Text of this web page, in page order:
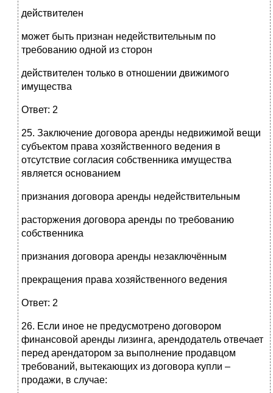
действителен
может быть признан недействительным по
требованию одной из сторон
действителен только в отношении движимого
имущества
Ответ: 2
25. Заключение договора аренды недвижимой вещи
субъектом права хозяйственного ведения в
отсутствие согласия собственника имущества
является основанием
признания договора аренды недействительным
расторжения договора аренды по требованию
собственника
признания договора аренды незаключённым
прекращения права хозяйственного ведения
Ответ: 2
26. Если иное не предусмотрено договором
финансовой аренды лизинга, арендодатель отвечает
перед арендатором за выполнение продавцом
требований, вытекающих из договора купли –
продажи, в случае: